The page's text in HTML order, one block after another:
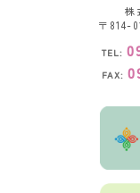
株
〒814-
TEL:
FAX: